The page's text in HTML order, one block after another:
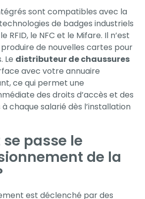
sont compatibles avec la
de badges industriels
RFID, le NFC et le Mifare. Il n’est
de nouvelles cartes pour
Le distributeur de chaussures
avec votre annuaire
ce qui permet une
des droits d’accès et des
chaque salarié dès l’installation
passe le
de la
est déclenché par des